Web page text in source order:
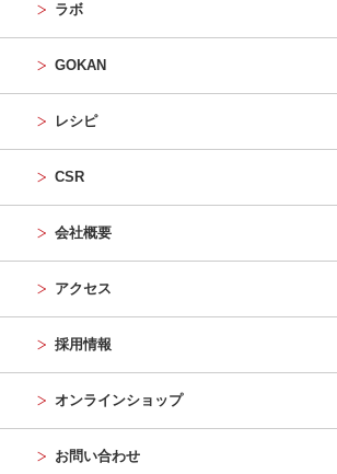
ラボ
GOKAN
レシピ
CSR
会社概要
アクセス
採用情報
オンラインショップ
お問い合わせ